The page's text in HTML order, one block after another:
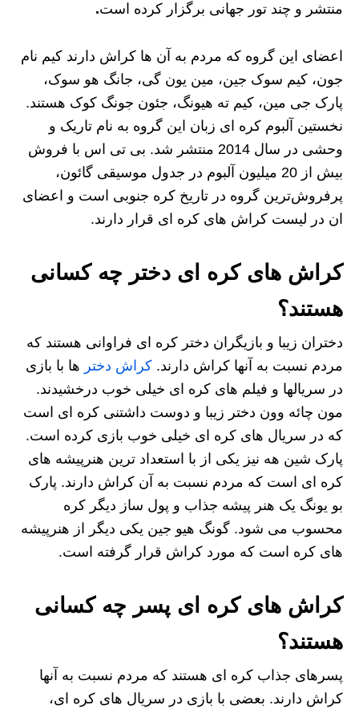
منتشر و چند تور جهانی برگزار کرده ‌است.
اعضای این گروه که مردم به آن ها کراش دارند کیم نام
جون، کیم سوک جین، مین یون گی، جانگ هو سوک،
پارک جی مین، کیم ته هیونگ، جئون جونگ کوک هستند.
نخستین آلبوم کره ای زبان این گروه به نام تاریک و
وحشی در سال 2014 منتشر شد. بی‌ تی‌ اس با فروش
بیش از 20 میلیون آلبوم در جدول موسیقی گائون،
پرفروش‌ترین گروه در تاریخ کره جنوبی است و اعضای
ان در لیست کراش های کره ای قرار دارند.
کراش های کره ای دختر چه کسانی
هستند؟
دختران زیبا و بازیگران دختر کره ای فراوانی هستند که
مردم نسبت به آنها کراش دارند. کراش دختر ها با بازی
در سریالها و فیلم های کره ای خیلی خوب درخشیدند.
مون چائه وون دختر زیبا و دوست داشتنی کره ای است
که در سریال های کره ای خیلی خوب بازی کرده است.
پارک شین هه نیز یکی از با استعداد ترین هنرپیشه های
کره ای است که مردم نسبت به آن کراش دارند. پارک
بو یونگ یک هنر پیشه جذاب و پول ساز دیگر کره
محسوب می شود. گونگ هیو جین یکی دیگر از هنرپیشه
های کره است که مورد کراش قرار گرفته است.
کراش های کره ای پسر چه کسانی
هستند؟
پسرهای جذاب کره ای هستند که مردم نسبت به آنها
کراش دارند. بعضی با بازی در سریال های کره ای،